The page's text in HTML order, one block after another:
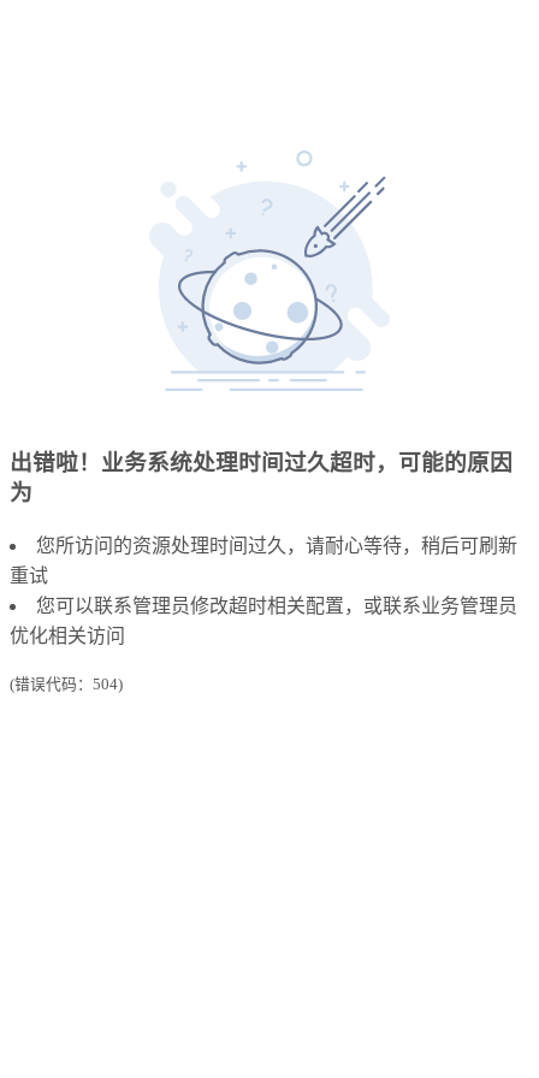
出错啦！业务系统处理时间过久超时，可能的原因
为
您所访问的资源处理时间过久，请耐心等待，稍后可刷新
重试
您可以联系管理员修改超时相关配置，或联系业务管理员
优化相关访问
(错误代码：504)